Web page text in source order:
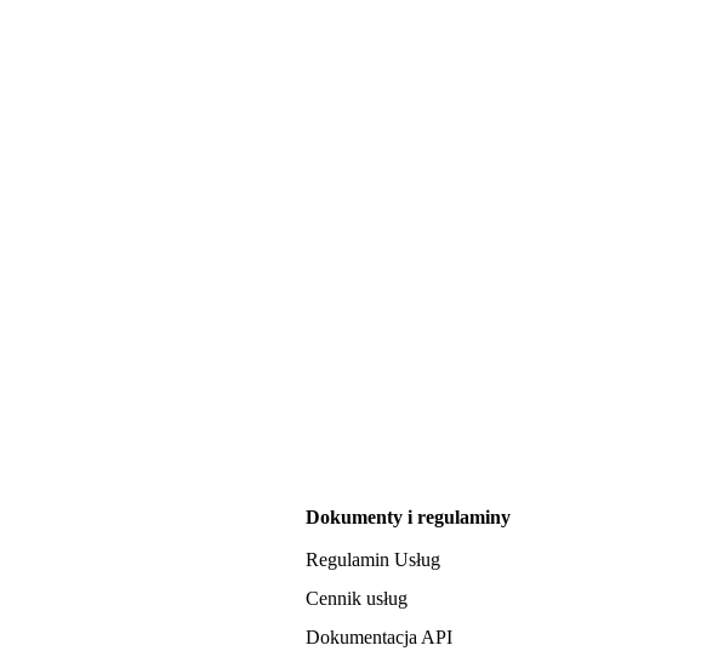
Dokumenty i regulaminy
Regulamin Usług
Cennik usług
Dokumentacja API